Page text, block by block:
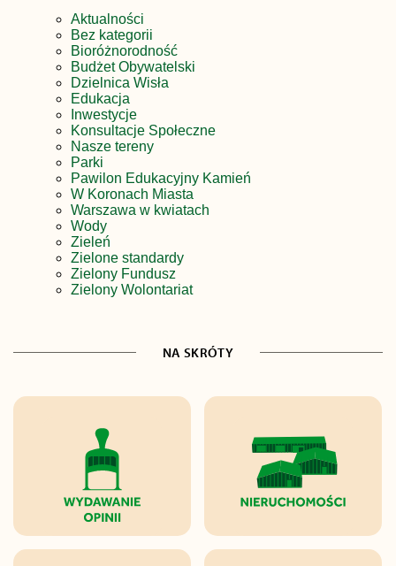
Aktualności
Bez kategorii
Bioróżnorodność
Budżet Obywatelski
Dzielnica Wisła
Edukacja
Inwestycje
Konsultacje Społeczne
Nasze tereny
Parki
Pawilon Edukacyjny Kamień
W Koronach Miasta
Warszawa w kwiatach
Wody
Zieleń
Zielone standardy
Zielony Fundusz
Zielony Wolontariat
NA SKRÓTY